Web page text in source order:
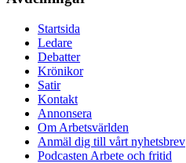
Startsida
Ledare
Debatter
Krönikor
Satir
Kontakt
Annonsera
Om Arbetsvärlden
Anmäl dig till vårt nyhetsbrev
Podcasten Arbete och fritid